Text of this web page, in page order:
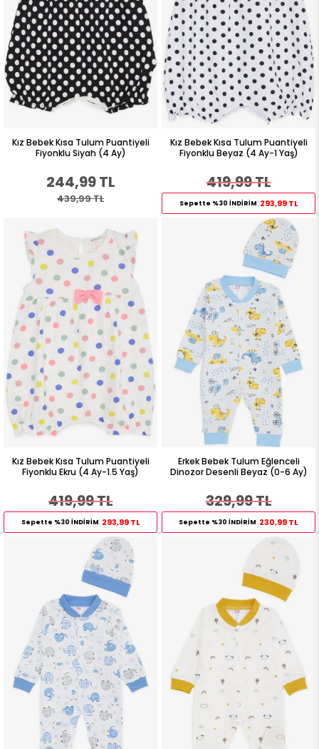
Kız Bebek Kısa Tulum Puantiyeli
Fiyonklu Siyah (4 Ay)
244,99 TL
439,99 TL
Kız Bebek Kısa Tulum Puantiyeli
Fiyonklu Beyaz (4 Ay-1 Yaş)
419,99 TL
Sepette %30 İNDİRİM 293,99 TL
Kız Bebek Kısa Tulum Puantiyeli
Fiyonklu Ekru (4 Ay-1.5 Yaş)
419,99 TL
Sepette %30 İNDİRİM 293,99 TL
Erkek Bebek Tulum Eğlenceli
Dinozor Desenli Beyaz (0-6 Ay)
329,99 TL
Sepette %30 İNDİRİM 230,99 TL